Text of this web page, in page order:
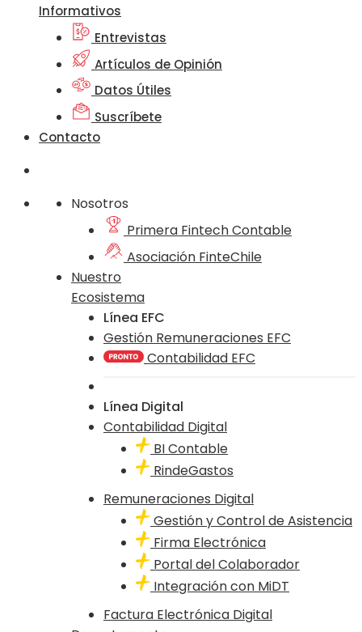
Informativos
Entrevistas
Artículos de Opinión
Datos Útiles
Suscríbete
Contacto
Nosotros
Primera Fintech Contable
Asociación FinteChile
Nuestro
Ecosistema
Línea EFC
Gestión Remuneraciones EFC
Contabilidad EFC
Línea Digital
Contabilidad Digital
BI Contable
RindeGastos
Remuneraciones Digital
Gestión y Control de Asistencia
Firma Electrónica
Portal del Colaborador
Integración con MiDT
Factura Electrónica Digital